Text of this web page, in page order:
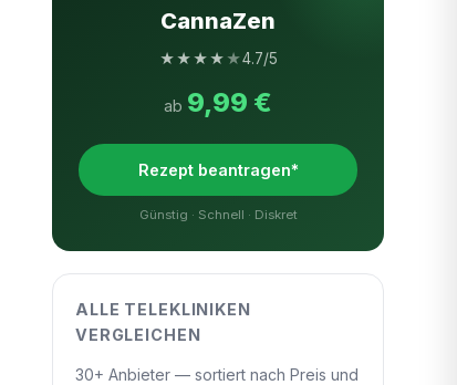
CannaZen
★★★★ ★4.7/5
ab 9,99 €
Rezept beantragen*
Günstig · Schnell · Diskret
ALLE TELEKLINIKEN
VERGLEICHEN
30+ Anbieter — sortiert nach Preis und